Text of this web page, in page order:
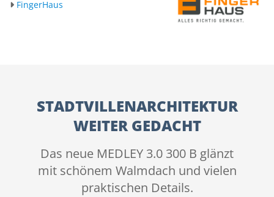
FingerHaus
STADTVILLENARCHITEKTUR
WEITER GEDACHT
Das neue MEDLEY 3.0 300 B glänzt
mit schönem Walmdach und vielen
praktischen Details.